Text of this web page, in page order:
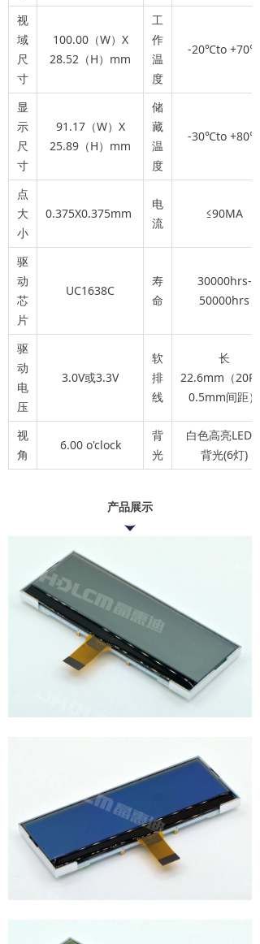
视
域
尺
寸
100.00（W）X
28.52（H）mm
工
作
温
度
-20℃to +70℃
显
示
尺
寸
91.17（W）X
25.89（H）mm
储
藏
温
度
-30℃to +80℃
点
大
小
0.375X0.375mm
电
流
≤90MA
驱
动
芯
片
UC1638C
寿
命
30000hrs-
50000hrs
驱
动
电
压
3.0V或3.3V
软
排
线
长
22.6mm（20PIN
0.5mm间距）
视
角
6.00 o'clock
背
光
白色高亮LED侧
背光(6灯)
产品展示